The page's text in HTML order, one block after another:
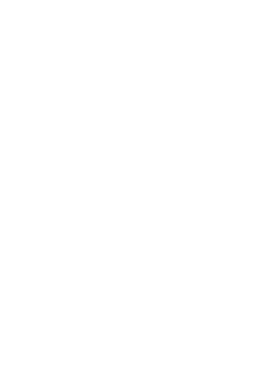
una fuente no confiable, lo cual es
nuestro pequeño
vuelve bastante tedioso. Sin
bien!